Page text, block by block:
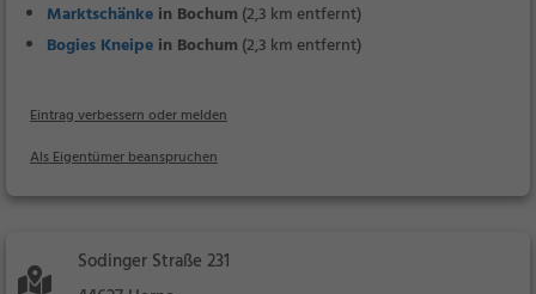
Marktschänke in Bochum (2,3 km entfernt)
Bogies Kneipe in Bochum (2,3 km entfernt)
Eintrag verbessern oder melden
Als Eigentümer beanspruchen
Sodinger Straße 231